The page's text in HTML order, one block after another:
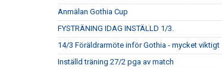
Anmälan Gothia Cup
FYSTRÄNING IDAG INSTÄLLD 1/3.
14/3 Föräldrarmöte inför Gothia - mycket viktigt
Inställd träning 27/2 pga av match